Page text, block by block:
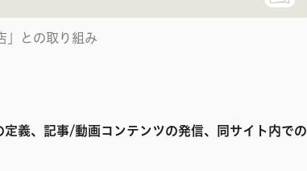
」との取り組み
義、記事/動画コンテンツの発信、同サイト内での